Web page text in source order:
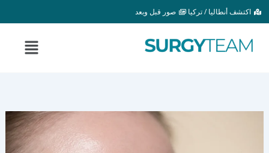
تخطي
إلى
المحتوى
اكتشف أنطاليا / تركيا صور قبل وبعد
القائمة